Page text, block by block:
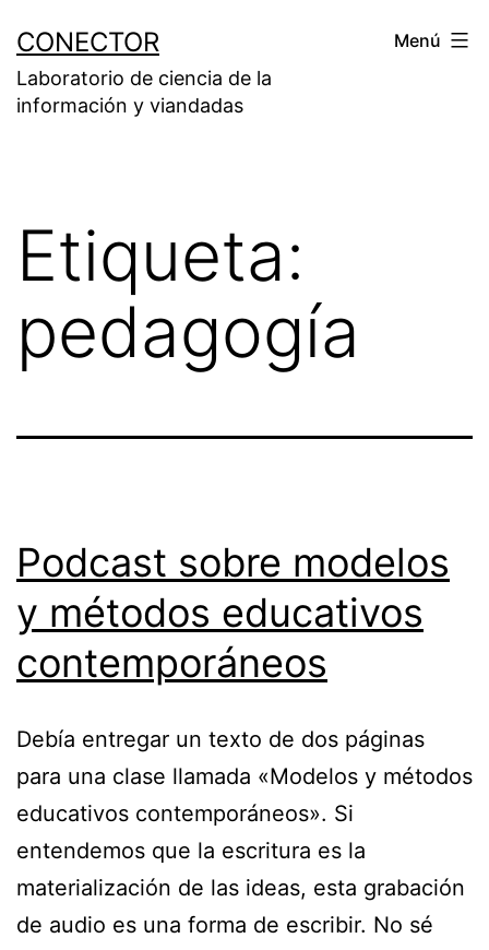
contenido
CONECTOR
Laboratorio de ciencia de la
información y viandadas
Menú
Etiqueta:
pedagogía
Podcast sobre modelos
y métodos educativos
contemporáneos
Debía entregar un texto de dos páginas
para una clase llamada «Modelos y métodos
educativos contemporáneos». Si
entendemos que la escritura es la
materialización de las ideas, esta grabación
de audio es una forma de escribir. No sé